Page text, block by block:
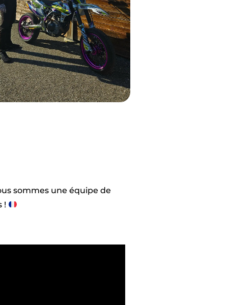
sommes une équipe de
!